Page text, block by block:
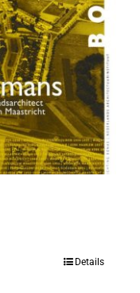
Details